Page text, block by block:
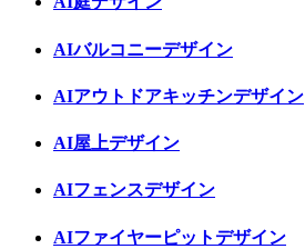
AIバルコニーデザイン
AIアウトドアキッチンデザイン
AI屋上デザイン
AIフェンスデザイン
AIファイヤーピットデザイン